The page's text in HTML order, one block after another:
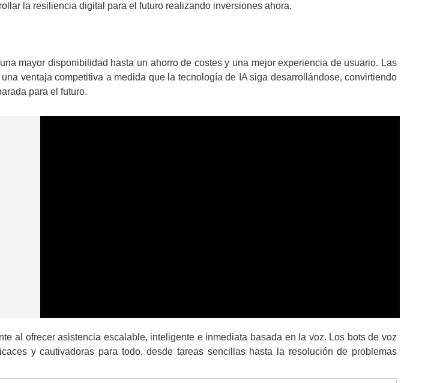
la resiliencia digital para el futuro realizando inversiones ahora.
mayor disponibilidad hasta un ahorro de costes y una mejor experiencia de usuario. Las
ventaja competitiva a medida que la tecnología de IA siga desarrollándose, convirtiendo
para el futuro.
al ofrecer asistencia escalable, inteligente e inmediata basada en la voz. Los bots de voz
y cautivadoras para todo, desde tareas sencillas hasta la resolución de problemas